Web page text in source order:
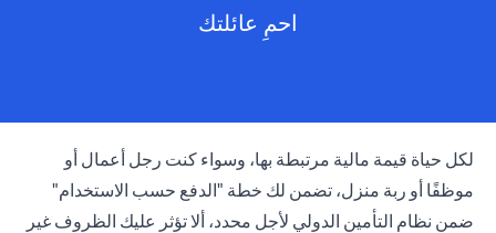
احمِ عائلتك
لكل حياة قيمة مالية مرتبطة بها، وسواء كنت رجل أعمال أو
موظفًا أو ربة منزل، تضمن لك خطة "الدفع حسب الاستخدام"
ضمن نظام التأمين الدولي لأجل محدد، ألا تؤثر عليك الظروف غير